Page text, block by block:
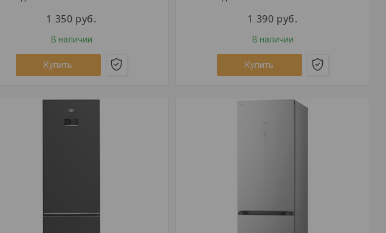
1 350 руб.
В наличии
Купить
1 390 руб.
В наличии
Купить